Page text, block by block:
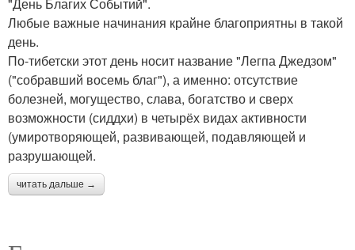
Любые важные начинания крайне благоприятны в такой
день.
По-тибетски этот день носит название "Легпа Джедзом"
("собравший восемь благ"), а именно: отсутствие
болезней, могущество, слава, богатство и сверх
возможности (сиддхи) в четырёх видах активности
(умиротворяющей, развивающей, подавляющей и
разрушающей.
читать дальше →